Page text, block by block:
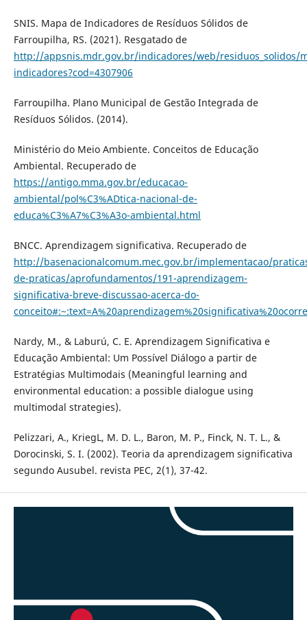
SNIS. Mapa de Indicadores de Resíduos Sólidos de
Farroupilha, RS. (2021). Resgatado de
http://appsnis.mdr.gov.br/indicadores/web/residuos_solidos/
indicadores?cod=4307906
Farroupilha. Plano Municipal de Gestão Integrada de
Resíduos Sólidos. (2014).
Ministério do Meio Ambiente. Conceitos de Educação
Ambiental. Recuperado de
https://antigo.mma.gov.br/educacao-
ambiental/pol%C3%ADtica-nacional-de-
educa%C3%A7%C3%A3o-ambiental.html
BNCC. Aprendizagem significativa. Recuperado de
http://basenacionalcomum.mec.gov.br/implementacao/
de-praticas/aprofundamentos/191-aprendizagem-
significativa-breve-discussao-acerca-do-
Nardy, M., & Laburú, C. E. Aprendizagem Significativa e
Educação Ambiental: Um Possível Diálogo a partir de
Estratégias Multimodais (Meaningful learning and
environmental education: a possible dialogue using
multimodal strategies).
Pelizzari, A., KriegL, M. D. L., Baron, M. P., Finck, N. T. L., &
Dorocinski, S. I. (2002). Teoria da aprendizagem significativa
segundo Ausubel. revista PEC, 2(1), 37-42.